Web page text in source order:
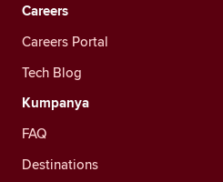
Careers
Careers Portal
Tech Blog
Kumpanya
FAQ
Destinations